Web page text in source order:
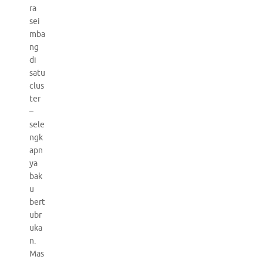
ra
sei
mba
ng
di
satu
clus
ter
–
sele
ngk
apn
ya
bak
u
bert
ubr
uka
n.
Mas